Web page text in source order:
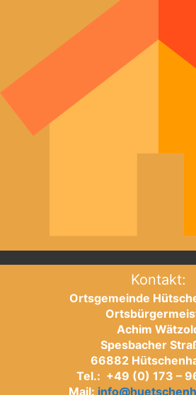
Kontakt:
Ortsgemeinde
Achim
Spesbacher
66882
Tel.: +49 (0) 173 –
Mail: